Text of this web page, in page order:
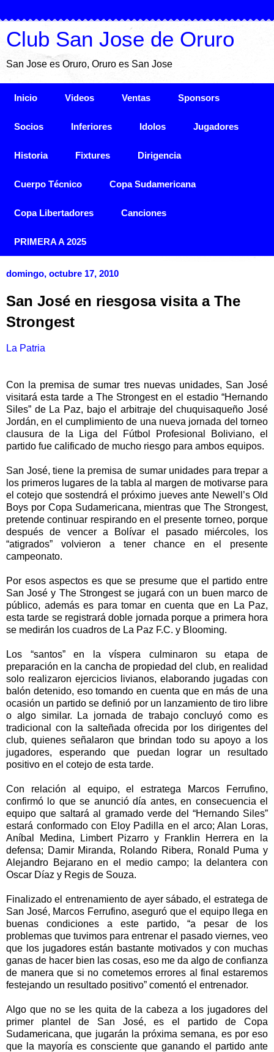
Club San Jose de Oruro
San Jose es Oruro, Oruro es San Jose
Inicio Videos Ventas Sponsors
Socios Inferiores Idolos Jugadores
Historia Fixtures Dirigencia
Cuerpo Técnico Copa Sudamericana
Copa Libertadores Canciones
PRIMERA A 2025
domingo, octubre 17, 2010
San José en riesgosa visita a The
Strongest
La Patria
Con la premisa de sumar tres nuevas unidades, San José
visitará esta tarde a The Strongest en el estadio “Hernando
Siles” de La Paz, bajo el arbitraje del chuquisaqueño José
Jordán, en el cumplimiento de una nueva jornada del torneo
clausura de la Liga del Fútbol Profesional Boliviano, el
partido fue calificado de mucho riesgo para ambos equipos.
San José, tiene la premisa de sumar unidades para trepar a
los primeros lugares de la tabla al margen de motivarse para
el cotejo que sostendrá el próximo jueves ante Newell’s Old
Boys por Copa Sudamericana, mientras que The Strongest,
pretende continuar respirando en el presente torneo, porque
después de vencer a Bolívar el pasado miércoles, los
“atigrados” volvieron a tener chance en el presente
campeonato.
Por esos aspectos es que se presume que el partido entre
San José y The Strongest se jugará con un buen marco de
público, además es para tomar en cuenta que en La Paz,
esta tarde se registrará doble jornada porque a primera hora
se medirán los cuadros de La Paz F.C. y Blooming.
Los “santos” en la víspera culminaron su etapa de
preparación en la cancha de propiedad del club, en realidad
solo realizaron ejercicios livianos, elaborando jugadas con
balón detenido, eso tomando en cuenta que en más de una
ocasión un partido se definió por un lanzamiento de tiro libre
o algo similar. La jornada de trabajo concluyó como es
tradicional con la salteñada ofrecida por los dirigentes del
club, quienes señalaron que brindan todo su apoyo a los
jugadores, esperando que puedan lograr un resultado
positivo en el cotejo de esta tarde.
Con relación al equipo, el estratega Marcos Ferrufino,
confirmó lo que se anunció día antes, en consecuencia el
equipo que saltará al gramado verde del “Hernando Siles”
estará conformado con Eloy Padilla en el arco; Alan Loras,
Aníbal Medina, Limbert Pizarro y Franklin Herrera en la
defensa; Damir Miranda, Rolando Ribera, Ronald Puma y
Alejandro Bejarano en el medio campo; la delantera con
Oscar Díaz y Regis de Souza.
Finalizado el entrenamiento de ayer sábado, el estratega de
San José, Marcos Ferrufino, aseguró que el equipo llega en
buenas condiciones a este partido, “a pesar de los
problemas que tuvimos para entrenar el pasado viernes, veo
que los jugadores están bastante motivados y con muchas
ganas de hacer bien las cosas, eso me da algo de confianza
de manera que si no cometemos errores al final estaremos
festejando un resultado positivo” comentó el entrenador.
Algo que no se les quita de la cabeza a los jugadores del
primer plantel de San José, es el partido de Copa
Sudamericana, que jugarán la próxima semana, es por eso
que la mayoría es consciente que ganando el partido ante